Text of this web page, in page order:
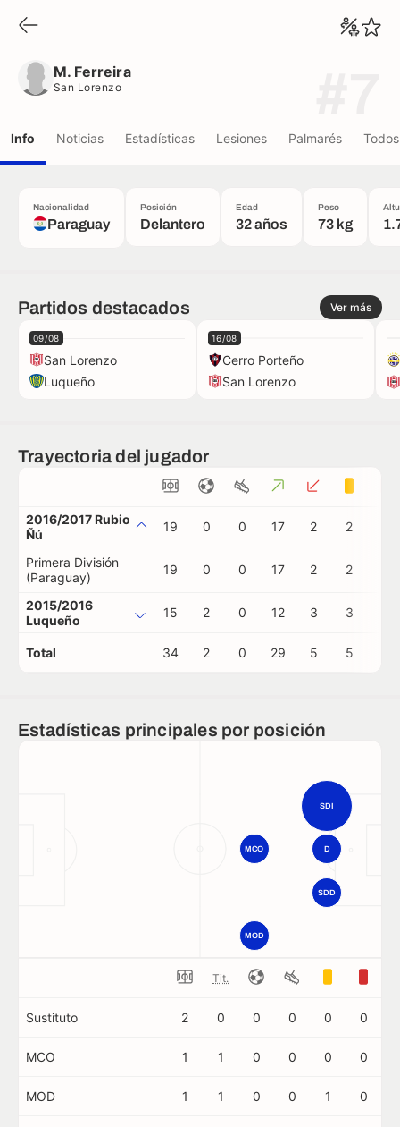
M. Ferreira
San Lorenzo
Info Noticias Estadísticas Lesiones Palmarés
Nacionalidad
Paraguay
Posición
Delantero
Edad
32 años
Peso
73 kg
Partidos destacados Ver más
09/08
San Lorenzo
Luqueño
16/08
Cerro Porteño
San Lorenzo
Trayectoria del jugador
2016/2017 Rubio
Ñú
19 0 0 17 2 2
Primera División
(Paraguay)
19 0 0 17 2 2
2015/2016
Luqueño
15 2 0 12 3 3
Total 34 2 0 29 5 5
Estadísticas principales por posición
SDI
SDD
MCO
MOD
D
Tit.
Sustituto 2 0 0 0 0 0
MCO 1 1 0 0 0 0
MOD 1 1 0 0 1 0